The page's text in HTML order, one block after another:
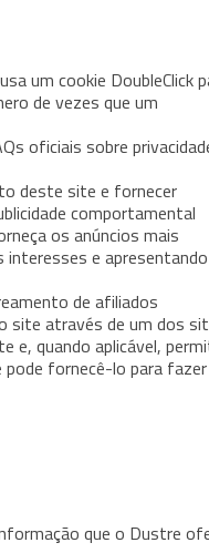
um cookie DoubleClick
de vezes que um
oficiais sobre
deste site e fornecer
comportamental
os anúncios mais
e apresentando
de afiliados
site através de um dos
e, quando aplicável,
fornecê-lo para
que o Dustre